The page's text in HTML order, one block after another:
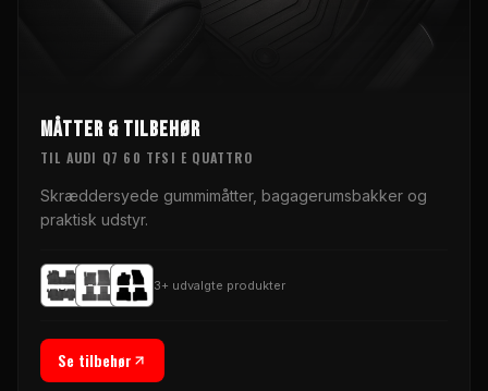
MÅTTER & TILBEHØR
TIL AUDI Q7 60 TFSI E QUATTRO
Skræddersyede gummimåtter, bagagerumsbakker og
praktisk udstyr.
3+ udvalgte produkter
Se tilbehør